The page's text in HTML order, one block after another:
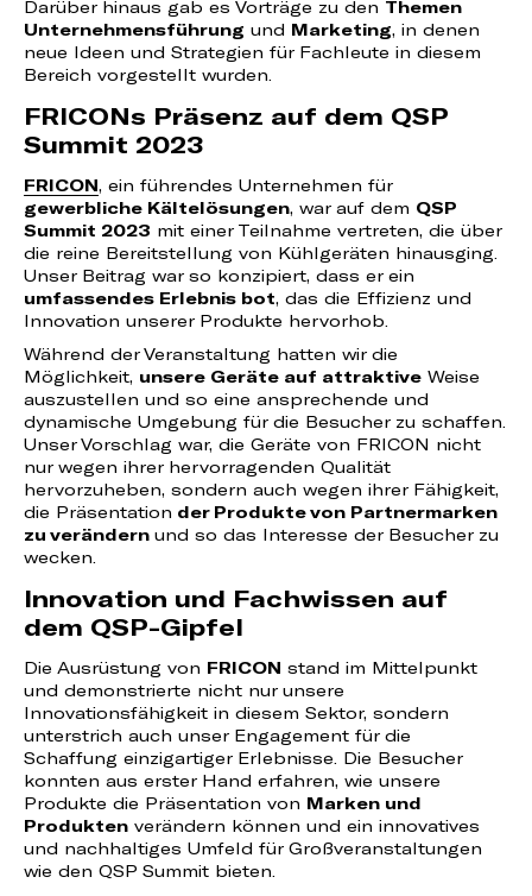
Darüber hinaus gab es Vorträge zu den Themen
Unternehmensführung und Marketing, in denen
neue Ideen und Strategien für Fachleute in diesem
Bereich vorgestellt wurden.
FRICONs Präsenz auf dem QSP
Summit 2023
FRICON, ein führendes Unternehmen für
gewerbliche Kältelösungen, war auf dem QSP
Summit 2023 mit einer Teilnahme vertreten, die über
die reine Bereitstellung von Kühlgeräten hinausging.
Unser Beitrag war so konzipiert, dass er ein
umfassendes Erlebnis bot, das die Effizienz und
Innovation unserer Produkte hervorhob.
Während der Veranstaltung hatten wir die
Möglichkeit, unsere Geräte auf attraktiveWeise
auszustellen und so eine ansprechende und
dynamische Umgebung für die Besucher zu schaffen.
Unser Vorschlag war, die Geräte von FRICON nicht
nur wegen ihrer hervorragenden Qualität
hervorzuheben, sondern auch wegen ihrer Fähigkeit,
die Präsentation der Produkte von Partnermarken
zu verändern und so das Interesse der Besucher zu
wecken.
Innovation und Fachwissen auf
dem QSP-Gipfel
Die Ausrüstung von FRICON stand im Mittelpunkt
und demonstrierte nicht nur unsere
Innovationsfähigkeit in diesem Sektor, sondern
unterstrich auch unser Engagement für die
Schaffung einzigartiger Erlebnisse. Die Besucher
konnten aus erster Hand erfahren, wie unsere
Produkte die Präsentation von Marken und
Produktenverändern können und ein innovatives
und nachhaltiges Umfeld für Großveranstaltungen
wie den QSP Summit bieten.